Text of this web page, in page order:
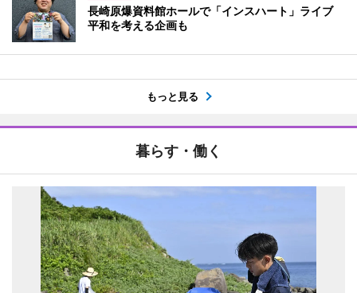
長崎原爆資料館ホールで「インスハート」ライブ
平和を考える企画も
もっと見る
暮らす・働く